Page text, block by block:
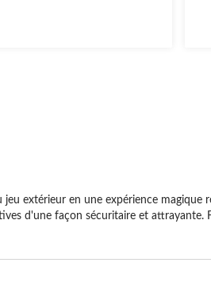
extérieur en une expérience
d'une façon sécuritaire et